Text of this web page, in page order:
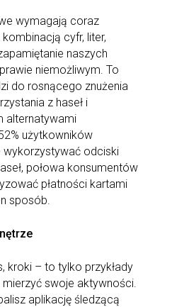
wymagają coraz
kombinacją cyfr, liter,
naszych
niemożliwym. To
do rosnącego znużenia
z haseł i
alternatywami
użytkowników
odciski
połowa konsumentów
płatności kartami
sposób.
kroki – to tylko przykłady
swoje aktywności.
aplikację śledzącą